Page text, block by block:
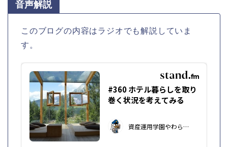
音声解説
このブログの内容はラジオでも解説していま
す。